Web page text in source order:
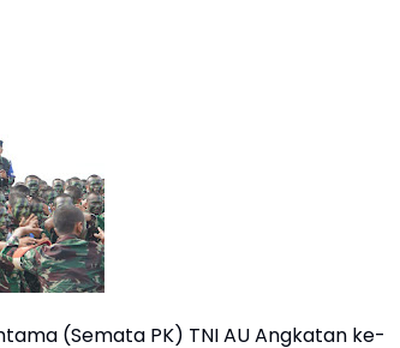
(Semata PK) TNI AU Angkatan ke-